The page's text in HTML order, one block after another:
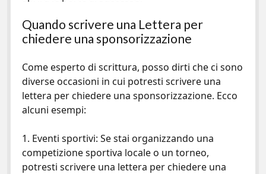
Quando scrivere una Lettera per
chiedere una sponsorizzazione
Come esperto di scrittura, posso dirti che ci sono
diverse occasioni in cui potresti scrivere una
lettera per chiedere una sponsorizzazione. Ecco
alcuni esempi:
1. Eventi sportivi: Se stai organizzando una
competizione sportiva locale o un torneo,
potresti scrivere una lettera per chiedere una